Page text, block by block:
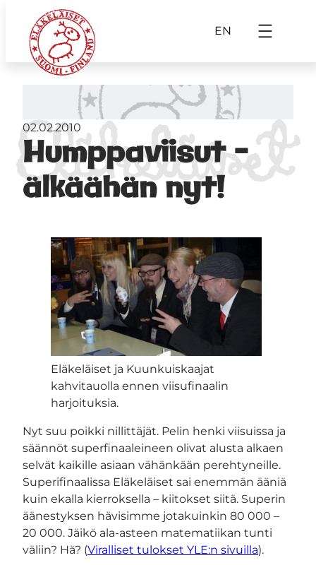
EN
Humppaviisut –
älkäähän nyt!
02.02.2010
Eläkeläiset ja Kuunkuiskaajat
kahvitauolla ennen viisufinaalin
harjoituksia.
Nyt suu poikki nillittäjät. Pelin henki viisuissa ja
säännöt superfinaaleineen olivat alusta alkaen
selvät kaikille asiaan vähänkään perehtyneille.
Superifinaalissa Eläkeläiset sai enemmän ääniä
kuin ekalla kierroksella – kiitokset siitä. Superin
äänestyksen hävisimme jotakuinkin 80 000 –
20 000. Jäikö ala-asteen matematiikan tunti
väliin? Hä? (Viralliset tulokset YLE:n sivuilla).